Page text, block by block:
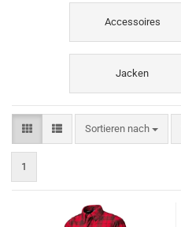
Accessoires
Jacken
Sortieren nach
1